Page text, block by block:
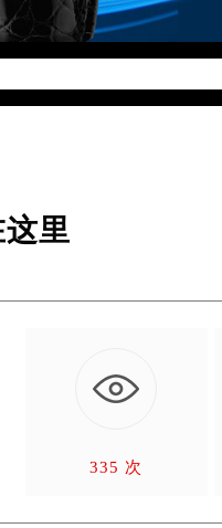
加拨“+86”）
里
335 次